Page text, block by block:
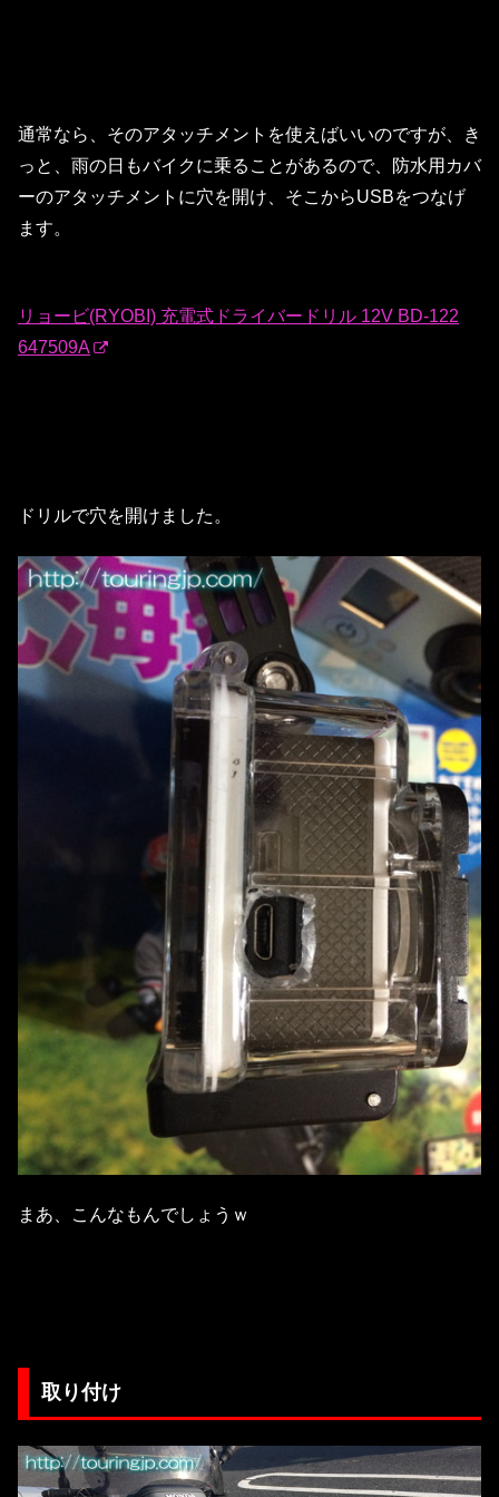
通常なら、そのアタッチメントを使えばいいのですが、き
っと、雨の日もバイクに乗ることがあるので、防水用カバ
ーのアタッチメントに穴を開け、そこからUSBをつなげ
ます。
リョービ(RYOBI) 充電式ドライバードリル 12V BD-122
647509A
ドリルで穴を開けました。
まあ、こんなもんでしょうｗ
取り付け